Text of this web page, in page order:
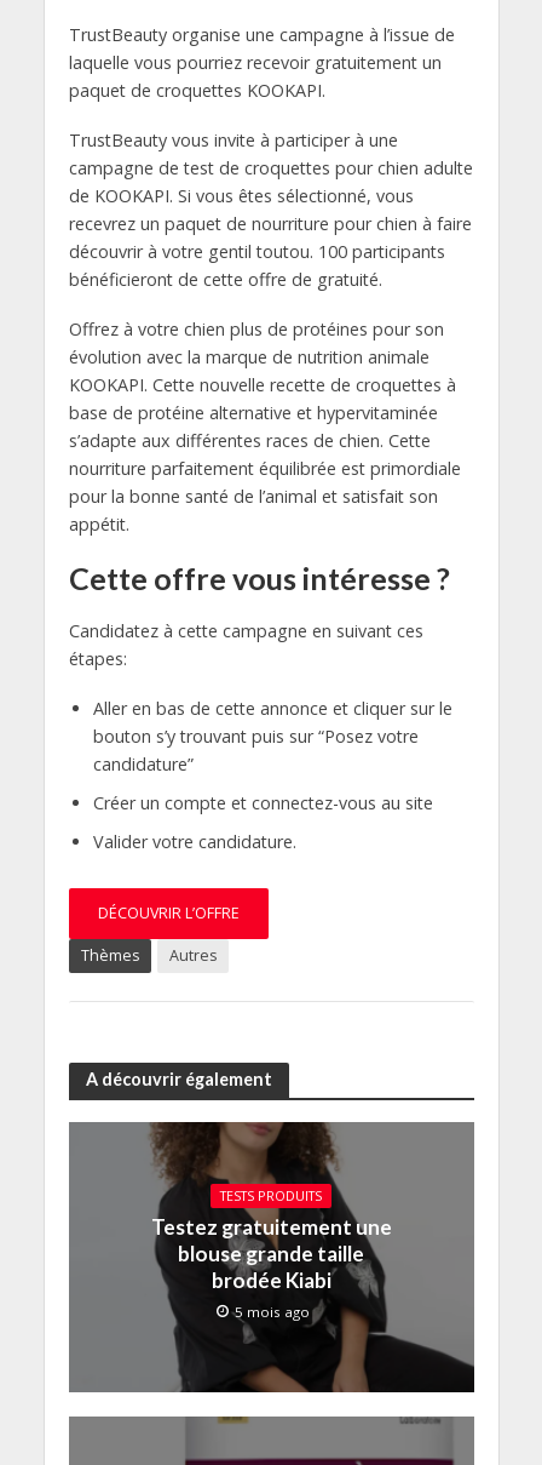
TrustBeauty organise une campagne à l’issue de
laquelle vous pourriez recevoir gratuitement un
paquet de croquettes KOOKAPI.
TrustBeauty vous invite à participer à une
campagne de test de croquettes pour chien adulte
de KOOKAPI. Si vous êtes sélectionné, vous
recevrez un paquet de nourriture pour chien à faire
découvrir à votre gentil toutou. 100 participants
bénéficieront de cette offre de gratuité.
Offrez à votre chien plus de protéines pour son
évolution avec la marque de nutrition animale
KOOKAPI. Cette nouvelle recette de croquettes à
base de protéine alternative et hypervitaminée
s’adapte aux différentes races de chien. Cette
nourriture parfaitement équilibrée est primordiale
pour la bonne santé de l’animal et satisfait son
appétit.
Cette offre vous intéresse ?
Candidatez à cette campagne en suivant ces
étapes:
Aller en bas de cette annonce et cliquer sur le
bouton s’y trouvant puis sur “Posez votre
candidature”
Créer un compte et connectez-vous au site
Valider votre candidature.
DÉCOUVRIR L’OFFRE
Thèmes Autres
A découvrir également
TESTS PRODUITS
Testez gratuitement une
blouse grande taille
brodée Kiabi
5 mois ago